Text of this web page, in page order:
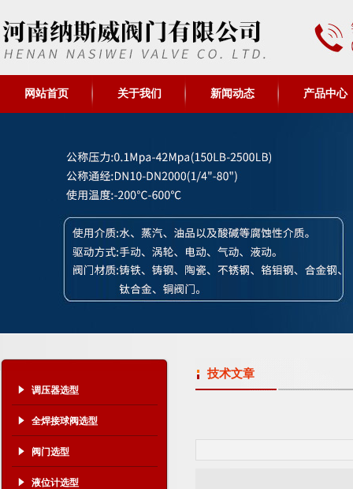
网站首页 关于我们 新闻动态 产品中心
调压器选型
全焊接球阀选型
阀门选型
液位计选型
技术文章